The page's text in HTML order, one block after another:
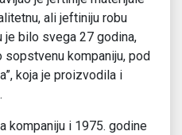
ali jeftiniju robu
je bilo svega 27 godina,
kompaniju, pod
koja je proizvodila i
kompaniju i 1975. godine